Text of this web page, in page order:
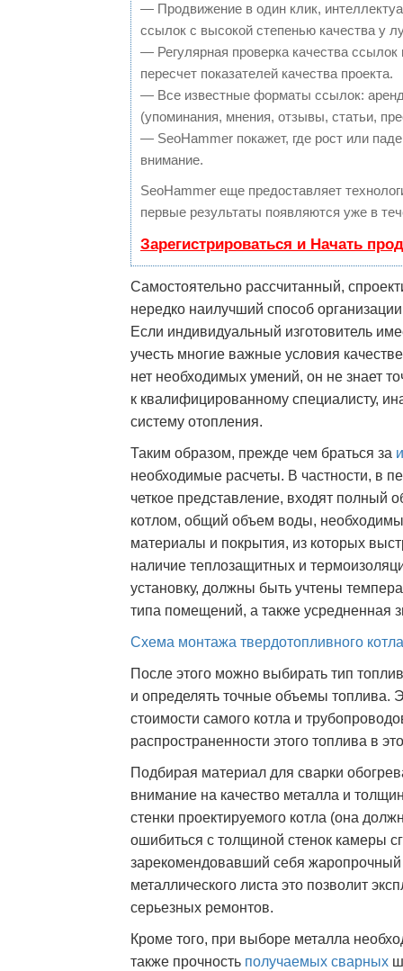
— Продвижение в один клик,
ссылок с высокой степенью качества у
— Регулярная проверка качества
пересчет показателей качества проекта.
— Все известные форматы ссылок:
(упоминания, мнения, отзывы, статьи,
— SeoHammer покажет, где рост или
внимание.
SeoHammer еще предоставляет
первые результаты появляются уже в
Зарегистрироваться и Начать
Самостоятельно рассчитанный,
нередко наилучший способ
Если индивидуальный изготовитель
учесть многие важные условия
нет необходимых умений, он не знает
к квалифицированному специалисту,
систему отопления.
Таким образом, прежде чем браться за
необходимые расчеты. В частности, в
четкое представление, входят полный
котлом, общий объем воды,
материалы и покрытия, из которых
наличие теплозащитных и
установку, должны быть учтены
типа помещений, а также усредненная
Схема монтажа твердотопливного
После этого можно выбирать тип
и определять точные объемы топлива.
стоимости самого котла и
распространенности этого топлива в
Подбирая материал для сварки
внимание на качество металла и
стенки проектируемого котла (она
ошибиться с толщиной стенок камеры
зарекомендовавший себя жаропрочный
металлического листа это позволит
серьезных ремонтов.
Кроме того, при выборе металла
также прочность получаемых сварных